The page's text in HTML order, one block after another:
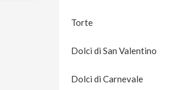
Torte
Dolci di San Valentino
Dolci di Carnevale